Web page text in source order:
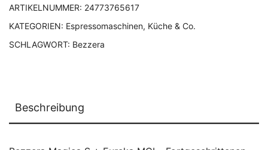
ARTIKELNUMMER: 24773765617
KATEGORIEN: Espressomaschinen, Küche & Co.
SCHLAGWORT: Bezzera
Beschreibung